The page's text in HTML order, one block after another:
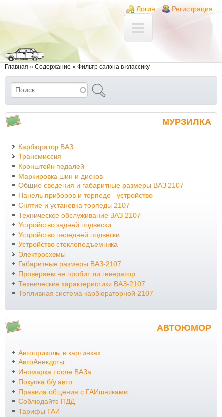
Login links
Логин Регистрация
Вы здесь
Главная » Содержание » Фильтр салона в классику
Форма поиска
Поиск
МУРЗИЛКА
Карбюратор ВАЗ
Трансмиссия
Кронштейн педалей
Маркировка шин и дисков
Общие сведения и габаритные размеры ВАЗ 2107
Панель приборов и торпедо - устройство
Снятие и установка торпеды 2107
Техническое обслуживание ВАЗ 2107
Устройство задней подвески
Устройство передней подвески
Устройство стеклоподъемника
Электросхемы
Габаритные размеры ВАЗ-2107
Проверяем не пробит ли генератор
Технические характеристики ВАЗ-2107
Топливная система карбюраторной 2107
АВТОЮМОР
Автоприколы в картинках
АвтоАнекдоты
Иномарка после ВАЗа
Покупка б/у авто
Правила общения с ГАИшниками
Соблюдайте ПДД
Тарифы ГАИ